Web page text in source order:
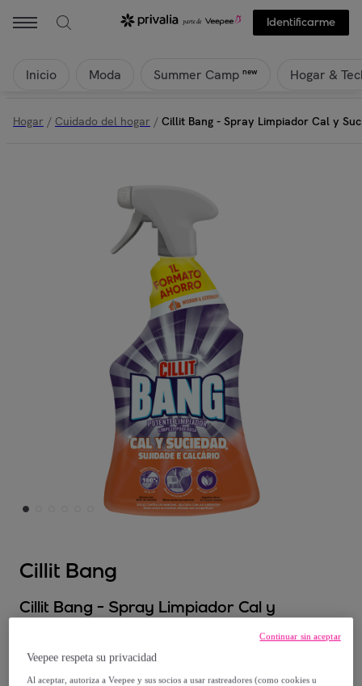
Identificarme
Inicio Moda Summer Camp new Hogar &
Hogar / Cuidado del hogar / Cillit Bang - Spray Limpiador Cal y
Cillit Bang
Cillit Bang - Spray Limpiador Cal y
Modelo:
Cillit Bang - Spray Limpiador Cal y
Suciedad, para Baño - 1 Litro
Veepee respeta su privacidad
Al aceptar, autoriza a Veepee y sus socios a usar rastreadores (como cookies u
Continuar sin aceptar